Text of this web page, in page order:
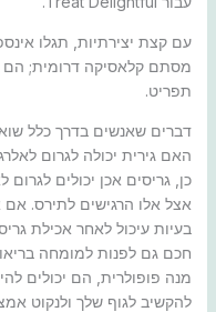
עם קצת יצירתיות, תגלו
מסתם קלאסיקה דרומית; הם
תפריט.
דברים שאנשים בדרך כלל
האם גירית יכולה לגרום
כן, גריסים אכן יכולים
אצל אלו הרגישים לתירס.
בעיות עיכול לאחר אכילת
חכם גם לפנות למומחה
מנה פופולרית, הם יכולים